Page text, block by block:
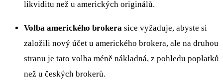
likviditu než u amerických originálů.
Volba amerického brokera sice vyžaduje, abyste si
založili nový účet u amerického brokera, ale na druhou
stranu je tato volba méně nákladná, z pohledu poplatků
než u českých brokerů.